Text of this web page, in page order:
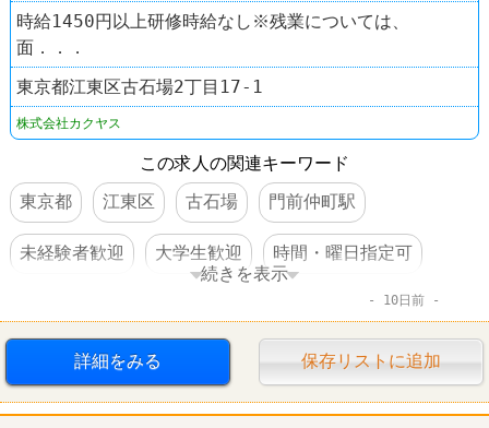
時給1450円以上研修時給なし※残業については、
面．．．
東京都江東区古石場2丁目17-1
株式会社カクヤス
この求人の関連キーワード
東京都
江東区 古石場 門前仲町駅
未経験者歓迎 大学生歓迎 時間・曜日指定可
昇給あり 制服あり 社員登用あり 大量募集
その他小売店 なんでも酒や カクヤス
続きを表示
10日前
詳細をみる 保存リストに追加